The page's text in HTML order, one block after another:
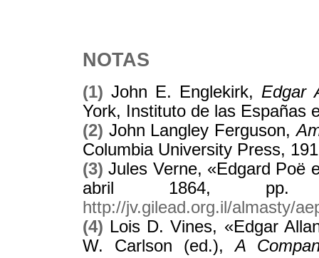
NOTAS
(1) John E. Englekirk, Edgar
York, Instituto de las Españas
(2) John Langley Ferguson,
Columbia University Press,
(3) Jules Verne, «Edgard
abril 1864, pp.
http://jv.gilead.org.il/almasty/
(4) Lois D. Vines, «Edgar
W. Carlson (ed.),A